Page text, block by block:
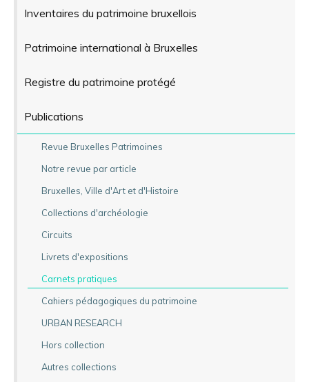
Inventaires du patrimoine bruxellois
Patrimoine international à Bruxelles
Registre du patrimoine protégé
Publications
Revue Bruxelles Patrimoines
Notre revue par article
Bruxelles, Ville d'Art et d'Histoire
Collections d'archéologie
Circuits
Livrets d'expositions
Carnets pratiques
Cahiers pédagogiques du patrimoine
URBAN RESEARCH
Hors collection
Autres collections